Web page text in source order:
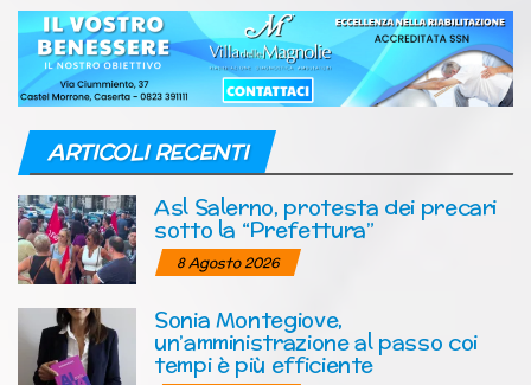
ARTICOLI RECENTI
Asl Salerno, protesta dei precari
sotto la “Prefettura”
8 Agosto 2026
Sonia Montegiove,
un’amministrazione al passo coi
tempi è più efficiente